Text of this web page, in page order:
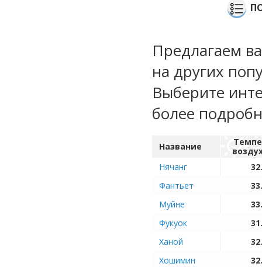
Предлагаем
на других
Выберите
более
Название
Нячанг
Фантьет
Муйне
Фукуок
Ханой
Хошимин